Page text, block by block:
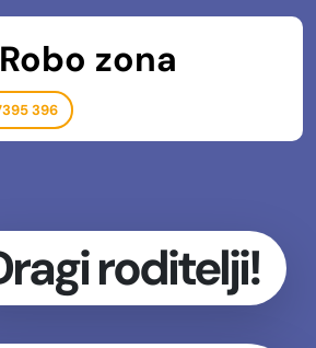
Robo zona
396
roditelji!